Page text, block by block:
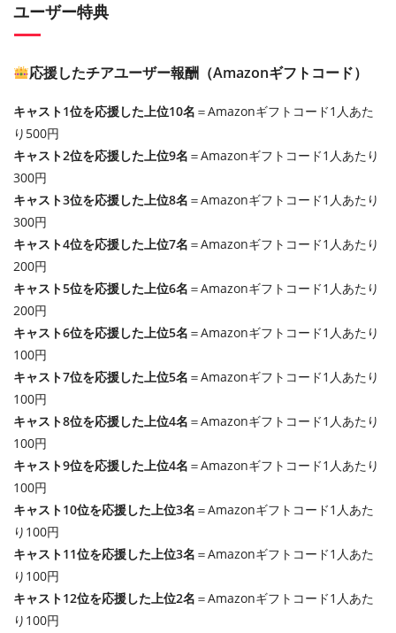
ユーザー特典
応援したチアユーザー報酬（Amazonギフトコード）
キャスト1位を応援した上位10名 ＝Amazonギフトコード1人あた
り500円
キャスト2位を応援した上位9名 ＝Amazonギフトコード1人あたり
300円
キャスト3位を応援した上位8名 ＝Amazonギフトコード1人あたり
300円
キャスト4位を応援した上位7名 ＝Amazonギフトコード1人あたり
200円
キャスト5位を応援した上位6名 ＝Amazonギフトコード1人あたり
200円
キャスト6位を応援した上位5名 ＝Amazonギフトコード1人あたり
100円
キャスト7位を応援した上位5名 ＝Amazonギフトコード1人あたり
100円
キャスト8位を応援した上位4名 ＝Amazonギフトコード1人あたり
100円
キャスト9位を応援した上位4名 ＝Amazonギフトコード1人あたり
100円
キャスト10位を応援した上位3名 ＝Amazonギフトコード1人あた
り100円
キャスト11位を応援した上位3名 ＝Amazonギフトコード1人あた
り100円
キャスト12位を応援した上位2名 ＝Amazonギフトコード1人あた
り100円